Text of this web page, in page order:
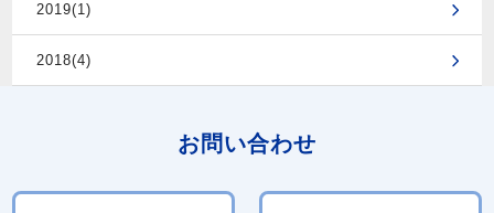
2019(1)
2018(4)
お問い合わせ